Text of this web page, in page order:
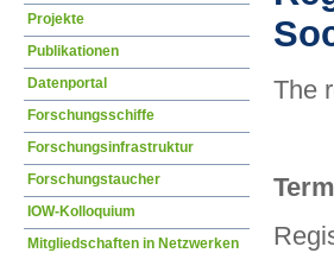
The
Projekte
Publikationen
Datenportal
Forschungsschiffe
Forschungsinfrastruktur
Forschungstaucher
IOW-Kolloquium
Mitgliedschaften in Netzwerken